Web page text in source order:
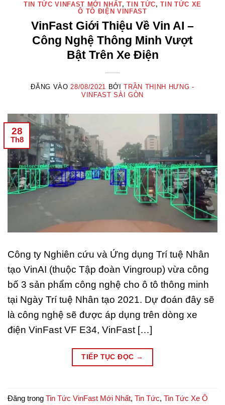
TIN TỨC VINFAST MỚI NHẤT,TIN TỨC,TIN TỨC XE
Ô TÔ ĐIỆN VINFAST
VinFast Giới Thiệu Về Vin AI –
Công Nghệ Thông Minh Vượt
Bật Trên Xe Điện
ĐĂNG VÀO28/08/2021 BỞITRẦN THỊNH HƯNG -
VINFAST SÀI GÒN
28
Th8
Công ty Nghiên cứu và Ứng dụng Trí tuệ Nhân
tạo VinAI (thuộc Tập đoàn Vingroup) vừa công
bố 3 sản phẩm công nghệ cho ô tô thông minh
tại Ngày Trí tuệ Nhân tạo 2021. Dự đoán đây sẽ
là công nghệ sẽ được áp dụng trên dòng xe
điện VinFast VF E34, VinFast […]
TIẾP TỤC ĐỌC →
Đăng trong Tin Tức VinFast Mới Nhất, Tin Tức, Tin Tức Xe Ô